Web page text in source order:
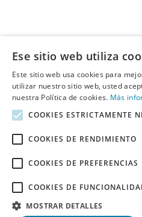
Ese sitio web utiliza
Este sitio web usa cookies para
utilizar nuestro sitio web, usted
nuestra Política de cookies. Más
COOKIES ESTRICTAMENTE
COOKIES DE RENDIMIENTO
COOKIES DE PREFERENCIAS
COOKIES DE
MOSTRAR DETALLES